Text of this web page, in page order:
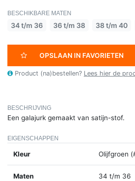
BESCHIKBARE MATEN
34 t/m 36 36 t/m 38 38 t/m 40
OPSLAAN IN FAVORIETEN
Product (na)bestellen? Lees hier de
BESCHRIJVING
Een galajurk gemaakt van satijn-stof.
EIGENSCHAPPEN
Kleur Olijfgroen
Maten
34 t/m 36